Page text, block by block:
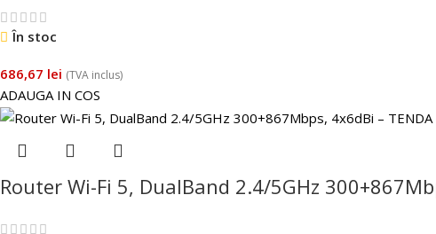
În stoc
686,67 lei (TVA inclus)
ADAUGA IN COS
Router Wi-Fi 5, DualBand 2.4/5GHz